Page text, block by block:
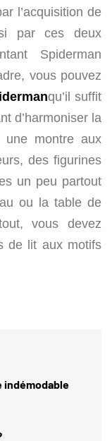
l’acquisition de
par ces deux
Spiderman
vous pouvez
qu’il suffit
d’harmoniser la
une montre aux
des figurines
un peu partout
ou la table de
vous devez
de lit aux motifs
indémodable